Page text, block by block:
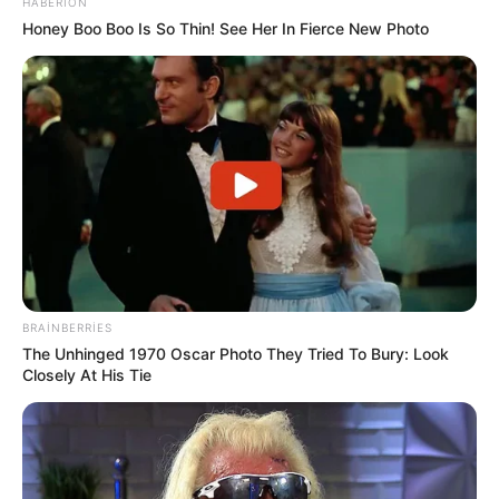
22:10 / 05 Avqust 2026 CƏMİYYƏT
Bakıda MƏSCİDYANIR
KEÇİDLƏR
Ana səhifə
HAQQIMIZDA
ƏLAQƏ
Tel: (+99450) 247 90 86
E-mail: oxucomsayti @gmail.com
Honey Boo Boo Is So Thin! See Her In Fierce New Photo
BRAINBERRIES
The Unhinged 1970 Oscar Photo They Tried To Bury: Look
Closely At His Tie